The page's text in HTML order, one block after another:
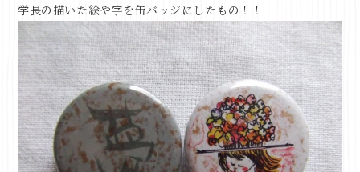
学長の描いた絵や字を缶バッジにしたもの！！